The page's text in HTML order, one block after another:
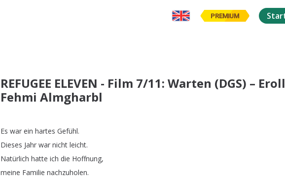
PREMIUM
REFUGEE ELEVEN - Film 7/11: Warten (DGS) –
Fehmi Almgharbl
Es war ein hartes Gefühl.
Dieses Jahr war nicht leicht.
Natürlich hatte ich die Hoffnung,
meine Familie nachzuholen.